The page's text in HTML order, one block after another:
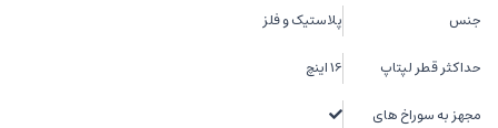
جنس پلاستیک و فلز
حداکثر قطر لپتاپ 16 اینچ
مجهز به سوراخ های